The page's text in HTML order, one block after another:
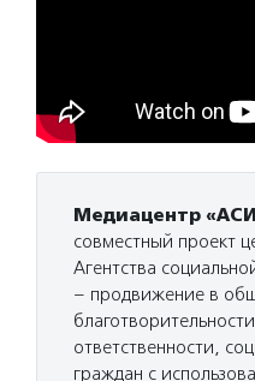
Медиацентр
совместный проект
Агентства
– продвижение в
ответственности,
граждан с